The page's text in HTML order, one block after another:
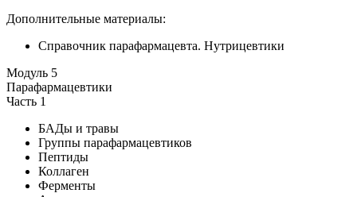
Дополнительные материалы:
Справочник парафармацевта. Нутрицевтики
Модуль 5
Парафармацевтики
Часть 1
БАДы и травы
Группы парафармацевтиков
Пептиды
Коллаген
Ферменты